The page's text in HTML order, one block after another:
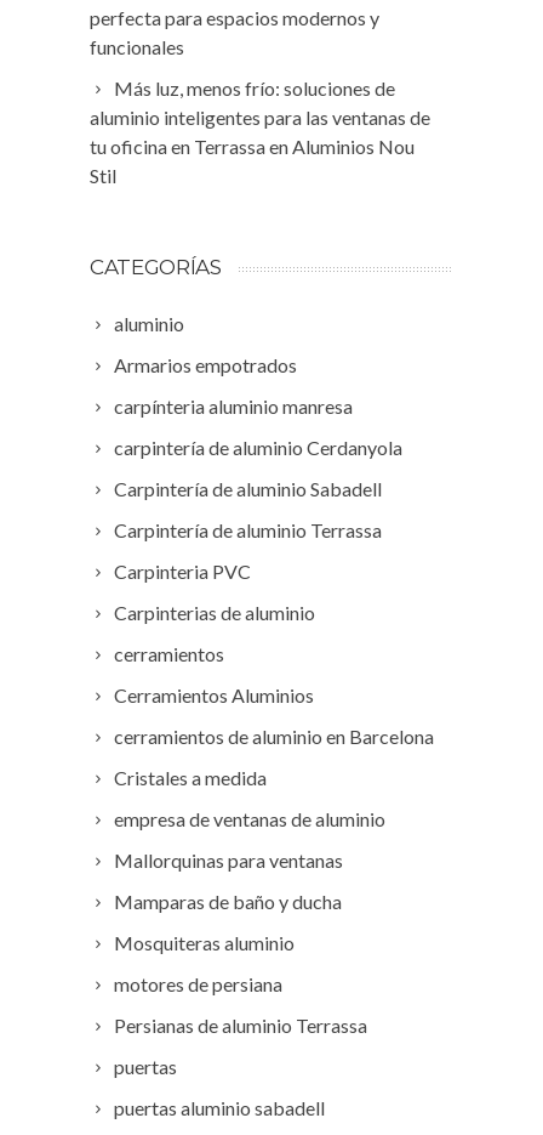
perfecta para espacios modernos y
funcionales
Más luz, menos frío: soluciones de
aluminio inteligentes para las ventanas de
tu oficina en Terrassa en Aluminios Nou
Stil
CATEGORÍAS
aluminio
Armarios empotrados
carpínteria aluminio manresa
carpintería de aluminio Cerdanyola
Carpintería de aluminio Sabadell
Carpintería de aluminio Terrassa
Carpinteria PVC
Carpinterias de aluminio
cerramientos
Cerramientos Aluminios
cerramientos de aluminio en Barcelona
Cristales a medida
empresa de ventanas de aluminio
Mallorquinas para ventanas
Mamparas de baño y ducha
Mosquiteras aluminio
motores de persiana
Persianas de aluminio Terrassa
puertas
puertas aluminio sabadell